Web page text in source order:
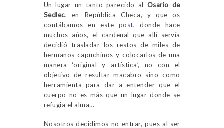
Un lugar un tanto parecido al Osario de
Sedlec, en República Checa, y que os
contábamos en este post, donde hace
muchos años, el cardenal que allí servía
decidió trasladar los restos de miles de
hermanos capuchinos y colocarlos de una
manera ‘original y artística’, no con el
objetivo de resultar macabro sino como
herramienta para dar a entender que el
cuerpo no es más que un lugar donde se
refugia el alma…
Nosotros decidimos no entrar, pues al ser